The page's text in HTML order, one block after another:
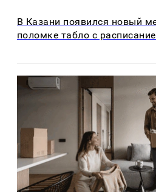
В Казани появился новый
поломке табло с